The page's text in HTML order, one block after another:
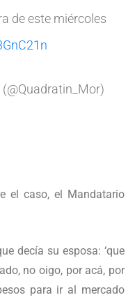
de este miércoles
el caso, el Mandatario
decía su esposa: ‘que
no oigo, por acá, por
para ir al mercado